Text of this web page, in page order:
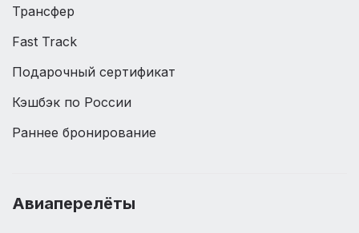
Трансфер
Fast Track
Подарочный сертификат
Кэшбэк по России
Раннее бронирование
Авиаперелёты